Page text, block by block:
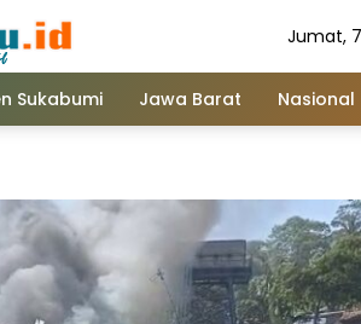
Jumat,
Sukabumi Jawa Barat Nasional